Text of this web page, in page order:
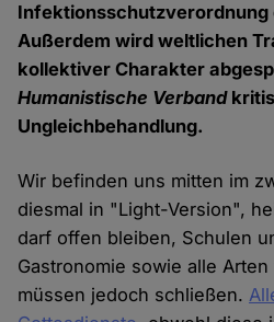
Infektionsschutzverordnung
Außerdem wird weltlichen
kollektiver Charakter
Humanistische Verband
Ungleichbehandlung.
Wir befinden uns mitten im
diesmal in "Light-Version",
darf offen bleiben, Schulen
Gastronomie sowie alle
müssen jedoch schließen.